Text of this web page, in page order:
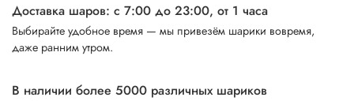
Доставка шаров: с 7:00 до 23:00, от 1 часа
Выбирайте удобное время — мы привезём шарики вовремя,
даже ранним утром.
В наличии более 5000 различных шариков